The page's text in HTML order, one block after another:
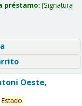
préstamo: Signatura
Oeste,
Estado.